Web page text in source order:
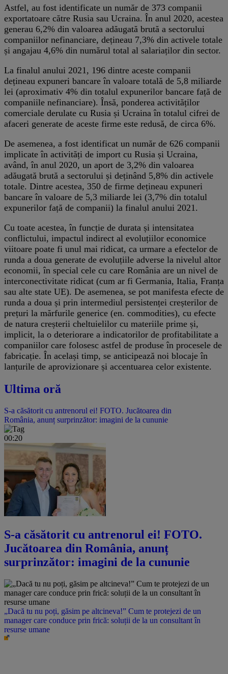
Astfel, au fost identificate un număr de 373 companii
exportatoare către Rusia sau Ucraina. În anul 2020, acestea
generau 6,2% din valoarea adăugată brută a sectorului
companiilor nefinanciare, dețineau 7,3% din activele totale
și angajau 4,6% din numărul total al salariaților din sector.
La finalul anului 2021, 196 dintre aceste companii
dețineau expuneri bancare în valoare totală de 5,8 miliarde
lei (aproximativ 4% din totalul expunerilor bancare față de
companiile nefinanciare). Însă, ponderea activităților
comerciale derulate cu Rusia și Ucraina în totalul cifrei de
afaceri generate de aceste firme este redusă, de circa 6%.
De asemenea, a fost identificat un număr de 626 companii
implicate în activități de import cu Rusia și Ucraina,
având, în anul 2020, un aport de 3,2% din valoarea
adăugată brută a sectorului și deținând 5,8% din activele
totale. Dintre acestea, 350 de firme dețineau expuneri
bancare în valoare de 5,3 miliarde lei (3,7% din totalul
expunerilor față de companii) la finalul anului 2021.
Cu toate acestea, în funcție de durata și intensitatea
conflictului, impactul indirect al evoluțiilor economice
viitoare poate fi unul mai ridicat, ca urmare a efectelor de
runda a doua generate de evoluțiile adverse la nivelul altor
economii, în special cele cu care România are un nivel de
interconectivitate ridicat (cum ar fi Germania, Italia, Franța
sau alte state UE). De asemenea, se pot manifesta efecte de
runda a doua și prin intermediul persistenței creșterilor de
prețuri la mărfurile generice (en. commodities), cu efecte
de natura creșterii cheltuielilor cu materiile prime și,
implicit, la o deteriorare a indicatorilor de profitabilitate a
companiilor care folosesc astfel de produse în procesele de
fabricație. În același timp, se anticipează noi blocaje în
lanțurile de aprovizionare și accentuarea celor existente.
Ultima oră
S-a căsătorit cu antrenorul ei! FOTO. Jucătoarea din
România, anunț surprinzător: imagini de la cununie
00:20
S-a căsătorit cu antrenorul ei! FOTO.
Jucătoarea din România, anunț
surprinzător: imagini de la cununie
„Dacă tu nu poți, găsim pe altcineva!” Cum te protejezi de un
manager care conduce prin frică: soluții de la un consultant în
resurse umane